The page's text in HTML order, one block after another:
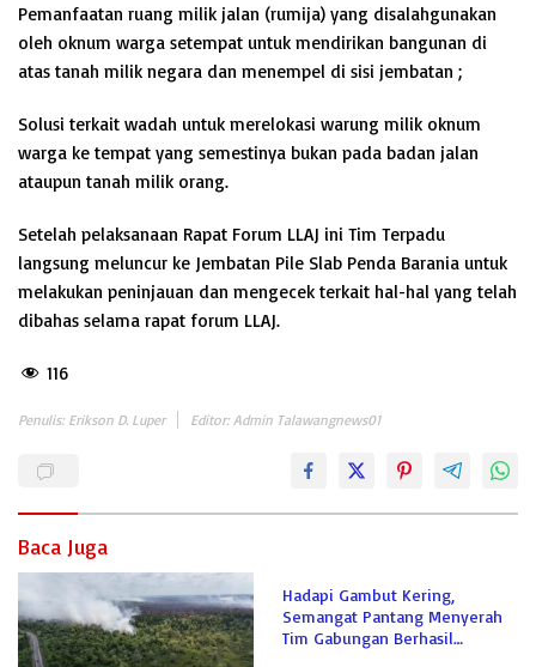
Pemanfaatan ruang milik jalan (rumija) yang disalahgunakan
oleh oknum warga setempat untuk mendirikan bangunan di
atas tanah milik negara dan menempel di sisi jembatan ;
Solusi terkait wadah untuk merelokasi warung milik oknum
warga ke tempat yang semestinya bukan pada badan jalan
ataupun tanah milik orang.
Setelah pelaksanaan Rapat Forum LLAJ ini Tim Terpadu
langsung meluncur ke Jembatan Pile Slab Penda Barania untuk
melakukan peninjauan dan mengecek terkait hal-hal yang telah
dibahas selama rapat forum LLAJ.
116
Penulis: Erikson D. Luper Editor: Admin Talawangnews01
Baca Juga
Hadapi Gambut Kering,
Semangat Pantang Menyerah
Tim Gabungan Berhasil